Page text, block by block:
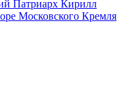
Патриарх Кирилл
Московского Кремля